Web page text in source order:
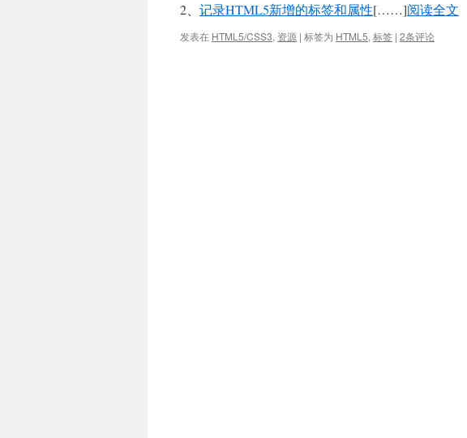
2、 记录HTML5新增的标签和属性[……]阅读全文
发表在 HTML5/CSS3, 资源 | 标签为 HTML5, 标签 | 2条评论